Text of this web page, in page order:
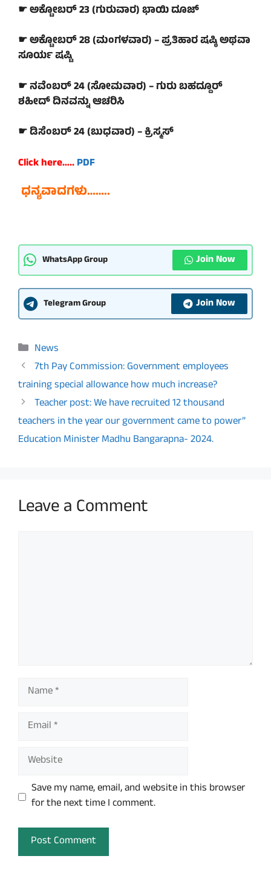
☛ ಅಕ್ಟೋಬರ್ 23 (ಗುರುವಾರ) ಭಾಯಿ ದೂಜ್
☛ ಅಕ್ಟೋಬರ್ 28 (ಮಂಗಳವಾರ) – ಪ್ರತಿಹಾರ ಷಷ್ಠಿ ಅಥವಾ
ಸೂರ್ಯ ಷಷ್ಟಿ
☛ ನವೆಂಬರ್ 24 (ಸೋಮವಾರ) – ಗುರು ಬಹದ್ದೂರ್
ಶಹೀದ್ ದಿನವನ್ನು ಆಚರಿಸಿ
☛ ಡಿಸೆಂಬರ್ 24 (ಬುಧವಾರ) – ಕ್ರಿಸ್ಮಸ್
Click here…..PDF
ಧನ್ಯವಾದಗಳು……..
WhatsApp Group Join Now
Telegram Group Join Now
Categories
News
7th Pay Commission: Government employees
training special allowance how much increase?
Teacher post: We have recruited 12 thousand
teachers in the year our government came to power”
Education Minister Madhu Bangarapna- 2024.
Leave a Comment
Name
Email
Website
Save my name, email, and website in this browser
for the next time I comment.